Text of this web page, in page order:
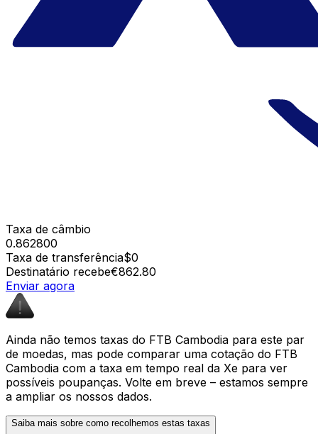
Taxa de câmbio
0.862800
Taxa de transferência$0
Destinatário recebe€862.80
Enviar agora
Ainda não temos taxas do FTB Cambodia para este par
de moedas, mas pode comparar uma cotação do FTB
Cambodia com a taxa em tempo real da Xe para ver
possíveis poupanças. Volte em breve – estamos sempre
a ampliar os nossos dados.
Saiba mais sobre como recolhemos estas taxas